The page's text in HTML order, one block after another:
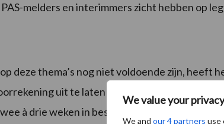
We value your privacy
We and our 4 partners use
melders en interimmers zicht hebben op
deze thema’s nog niet voldoende zijn, heeft
uit te laten voeren door o.a. het
à drie weken in beslag nemen – en pas